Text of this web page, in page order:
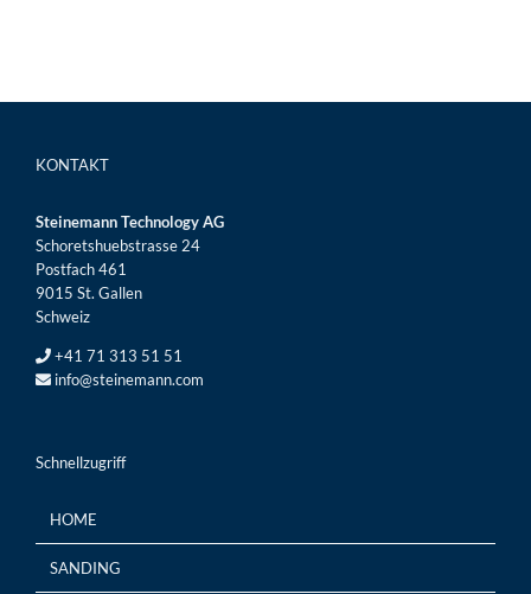
KONTAKT
Steinemann Technology AG
Schoretshuebstrasse 24
Postfach 461
9015 St. Gallen
Schweiz
+41 71 313 51 51
info@steinemann.com
Schnellzugriff
HOME
SANDING